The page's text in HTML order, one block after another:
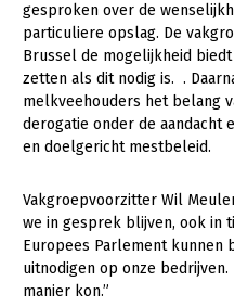
Platteland en omgeving
Mens,
Internationaal
Sectoren
Biologische Landbouw
Geitenhouderij
Kalverhouderij
Plant
Akkerbouw
Biologische Landbouw
Multifunctionele
Multifunctioneel
gesproken over de
particuliere opslag. De
Brussel de mogelijkheid
zetten als dit nodig is. .
melkveehouders het belang
derogatie onder de aandacht
en doelgericht mestbeleid.
Vakgroepvoorzitter Wil
we in gesprek blijven, ook in
Europees Parlement kunnen
uitnodigen op onze
manier kon.”